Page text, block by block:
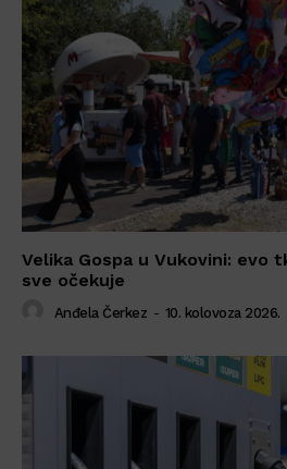
Velika Gospa u Vukovini: evo
sve očekuje
Anđela Čerkez - 10. kolovoza 2026.